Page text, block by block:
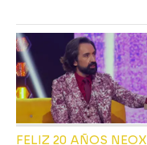
FELIZ 20 AÑOS NEOX